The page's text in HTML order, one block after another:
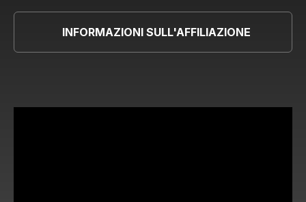
INFORMAZIONI SULL'AFFILIAZIONE